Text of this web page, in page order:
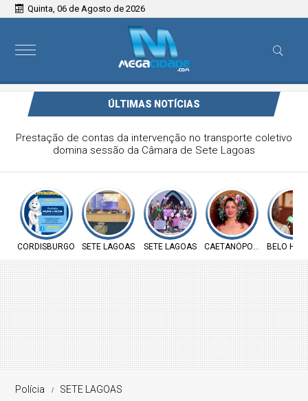
Quinta, 06 de Agosto de 2026
ÚLTIMAS NOTÍCIAS
Prefeitura de Cordisburgo inicia Campanha Nacional de
Multivacinação para crianças e adolescentes
CORDISBURGO SETE LAGOAS SETE LAGOAS CAETANÓPOLIS BELO
Polícia SETE LAGOAS